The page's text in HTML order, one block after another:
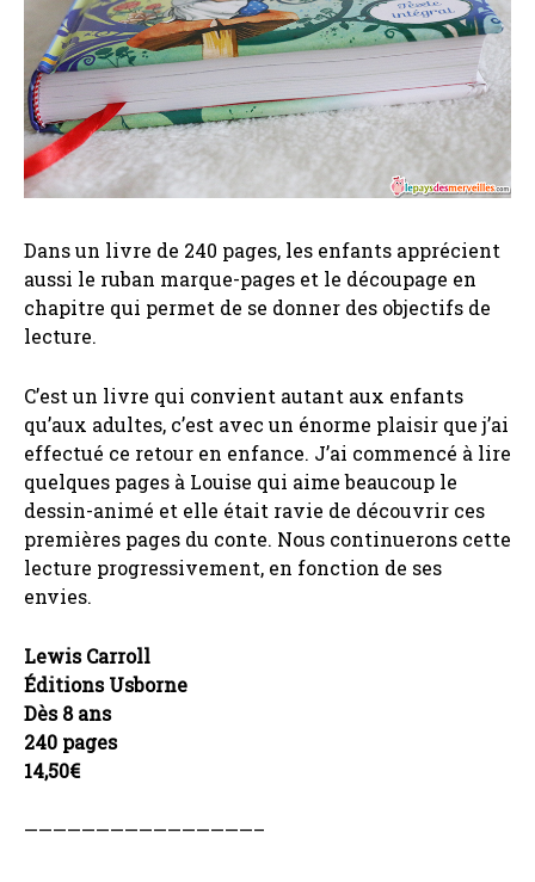
Dans un livre de 240 pages, les enfants apprécient
aussi le ruban marque-pages et le découpage en
chapitre qui permet de se donner des objectifs de
lecture.
C’est un livre qui convient autant aux enfants
qu’aux adultes, c’est avec un énorme plaisir que j’ai
effectué ce retour en enfance. J’ai commencé à lire
quelques pages à Louise qui aime beaucoup le
dessin-animé et elle était ravie de découvrir ces
premières pages du conte. Nous continuerons cette
lecture progressivement, en fonction de ses
envies.
Lewis Carroll
Éditions Usborne
Dès 8 ans
240 pages
14,50€
————————————————–